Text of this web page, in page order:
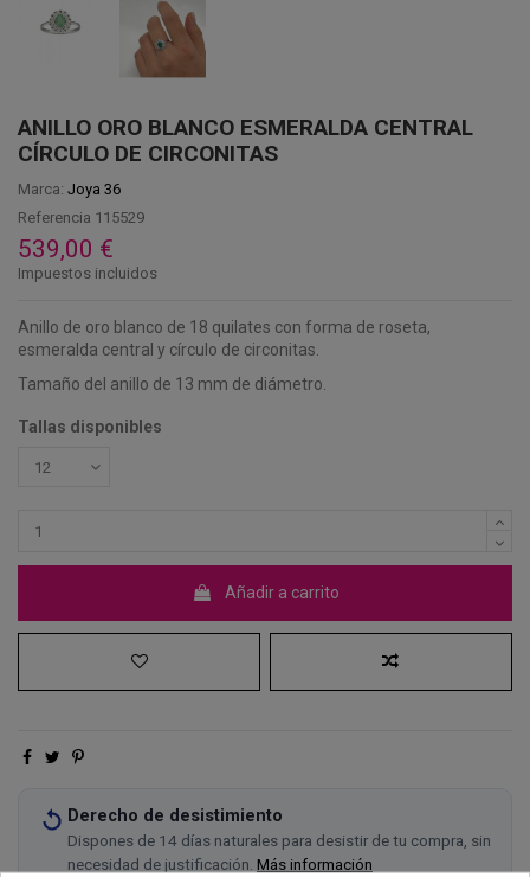
ANILLO ORO BLANCO ESMERALDA CENTRAL
CÍRCULO DE CIRCONITAS
Marca: Joya 36
Referencia 115529
539,00 €
Impuestos incluidos
Anillo de oro blanco de 18 quilates con forma de roseta,
esmeralda central y círculo de circonitas.
Tamaño del anillo de 13 mm de diámetro.
Tallas disponibles
Añadir a carrito
Derecho de desistimiento
Dispones de 14 días naturales para desistir de tu compra, sin
necesidad de justificación. Más información